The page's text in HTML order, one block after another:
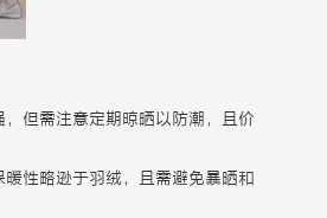
但需注意定期晾晒以防潮，且价
性略逊于羽绒，且需避免暴晒和